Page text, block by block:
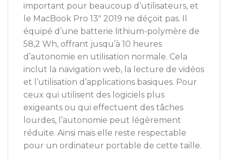
important pour beaucoup d’utilisateurs, et
le MacBook Pro 13″ 2019 ne déçoit pas. Il
équipé d’une batterie lithium-polymère de
58,2 Wh, offrant jusqu’à 10 heures
d’autonomie en utilisation normale. Cela
inclut la navigation web, la lecture de vidéos
et l’utilisation d’applications basiques. Pour
ceux qui utilisent des logiciels plus
exigeants ou qui effectuent des tâches
lourdes, l’autonomie peut légèrement
réduite. Ainsi mais elle reste respectable
pour un ordinateur portable de cette taille.